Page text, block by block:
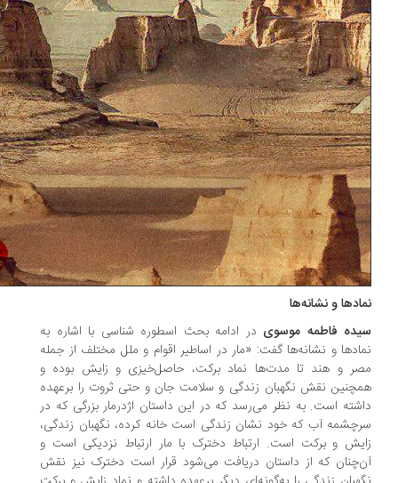
و نشانه‌ها
فاطمه موسویدر ادامه بحث اسطوره شناسی با اشاره به
و نشانه‌ها گفت: «مار در اساطیر اقوام و ملل مختلف از جمله
و هند تا مدت‌ها نماد برکت، حاصل‌خیزی و زایش بوده و
نقش نگهبان زندگی و سلامت جان و حتی ثروت را برعهده
است. به نظر می‌رسد که در این داستان اژدرمار بزرگی که در
آب که خود نشان زندگی است خانه کرده، نگهبان زندگی،
و برکت است. ارتباط دخترک با مار ارتباط نزدیکی است و
که از داستان دریافت می‌شود قرار است دخترک نیز نقش